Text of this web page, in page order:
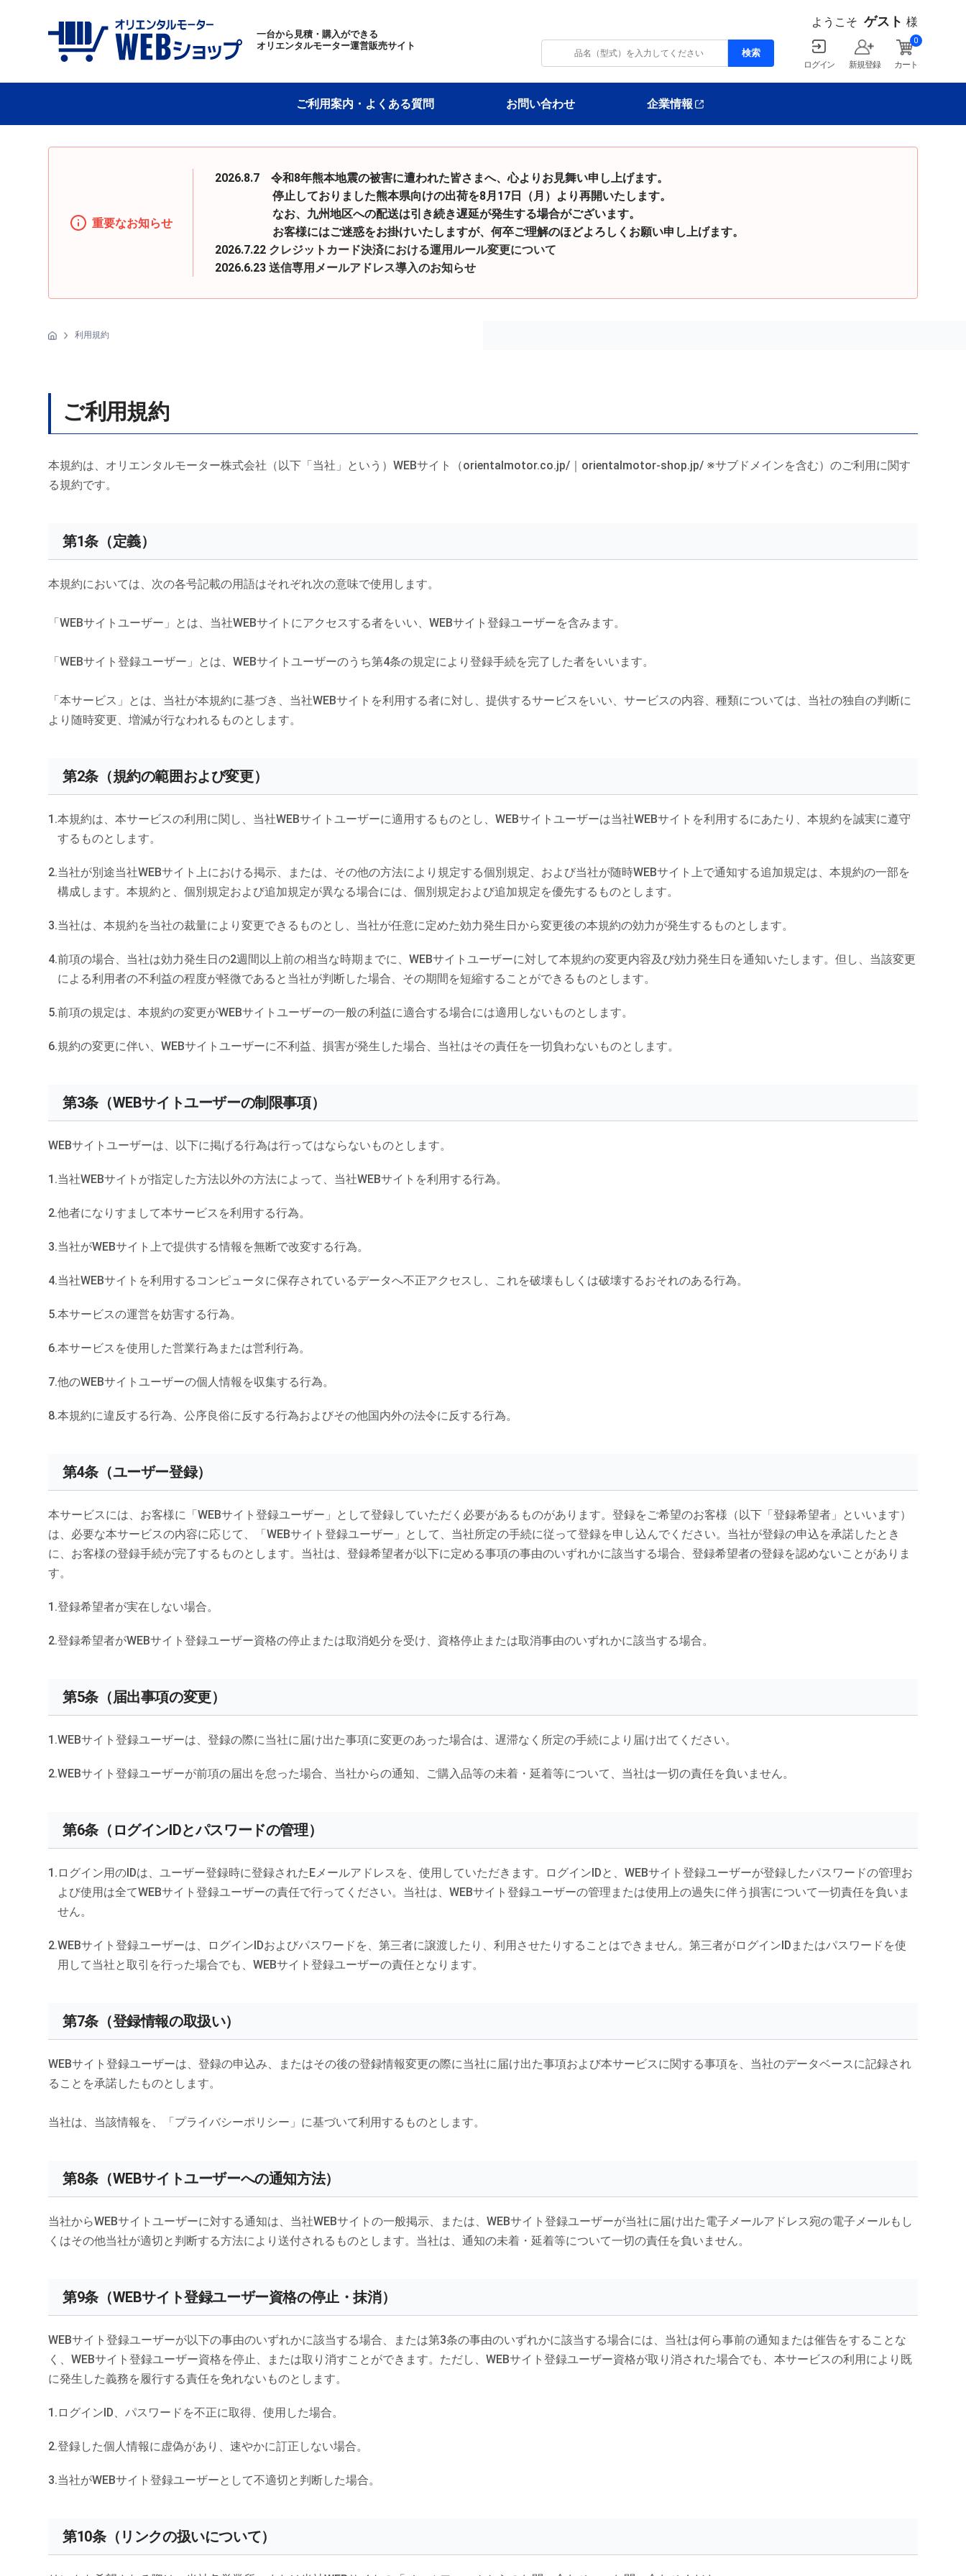
一台から見積・購入ができる
オリエンタルモーター運営販売サイト
ようこそ ゲスト 様
ログイン 新規登録 カート
0
ご利用案内・よくある質問 お問い合わせ 企業情報
重要なお知らせ
2026.8.7 令和8年熊本地震の被害に遭われた皆さまへ、心よりお見舞い申し上げます。
停止しておりました熊本県向けの出荷を8月17日（月）より再開いたします。
なお、九州地区への配送は引き続き遅延が発生する場合がございます。
お客様にはご迷惑をお掛けいたしますが、何卒ご理解のほどよろしくお願い申し上げます。
2026.7.22 クレジットカード決済における運用ルール変更について
2026.6.23送信専用メールアドレス導入のお知らせ
利用規約
ご利用規約
本規約は、オリエンタルモーター株式会社（以下「当社」という）WEBサイト（orientalmotor.co.jp/｜orientalmotor-shop.jp/ ※サブドメインを含む）のご利用に関す
る規約です。
第1条（定義）
本規約においては、次の各号記載の用語はそれぞれ次の意味で使用します。
「WEBサイトユーザー」とは、当社WEBサイトにアクセスする者をいい、WEBサイト登録ユーザーを含みます。
「WEBサイト登録ユーザー」とは、WEBサイトユーザーのうち第4条の規定により登録手続を完了した者をいいます。
「本サービス」とは、当社が本規約に基づき、当社WEBサイトを利用する者に対し、提供するサービスをいい、サービスの内容、種類については、当社の独自の判断に
より随時変更、増減が行なわれるものとします。
第2条（規約の範囲および変更）
本規約は、本サービスの利用に関し、当社WEBサイトユーザーに適用するものとし、WEBサイトユーザーは当社WEBサイトを利用するにあたり、本規約を誠実に遵守
するものとします。
当社が別途当社WEBサイト上における掲示、または、その他の方法により規定する個別規定、および当社が随時WEBサイト上で通知する追加規定は、本規約の一部を
構成します。本規約と、個別規定および追加規定が異なる場合には、個別規定および追加規定を優先するものとします。
当社は、本規約を当社の裁量により変更できるものとし、当社が任意に定めた効力発生日から変更後の本規約の効力が発生するものとします。
前項の場合、当社は効力発生日の2週間以上前の相当な時期までに、WEBサイトユーザーに対して本規約の変更内容及び効力発生日を通知いたします。但し、当該変更
による利用者の不利益の程度が軽微であると当社が判断した場合、その期間を短縮することができるものとします。
前項の規定は、本規約の変更がWEBサイトユーザーの一般の利益に適合する場合には適用しないものとします。
規約の変更に伴い、WEBサイトユーザーに不利益、損害が発生した場合、当社はその責任を一切負わないものとします。
第3条（WEBサイトユーザーの制限事項）
WEBサイトユーザーは、以下に掲げる行為は行ってはならないものとします。
当社WEBサイトが指定した方法以外の方法によって、当社WEBサイトを利用する行為。
他者になりすまして本サービスを利用する行為。
当社がWEBサイト上で提供する情報を無断で改変する行為。
当社WEBサイトを利用するコンピュータに保存されているデータへ不正アクセスし、これを破壊もしくは破壊するおそれのある行為。
本サービスの運営を妨害する行為。
本サービスを使用した営業行為または営利行為。
他のWEBサイトユーザーの個人情報を収集する行為。
本規約に違反する行為、公序良俗に反する行為およびその他国内外の法令に反する行為。
第4条（ユーザー登録）
本サービスには、お客様に「WEBサイト登録ユーザー」として登録していただく必要があるものがあります。登録をご希望のお客様（以下「登録希望者」といいます）
は、必要な本サービスの内容に応じて、「WEBサイト登録ユーザー」として、当社所定の手続に従って登録を申し込んでください。当社が登録の申込を承諾したとき
に、お客様の登録手続が完了するものとします。当社は、登録希望者が以下に定める事項の事由のいずれかに該当する場合、登録希望者の登録を認めないことがありま
す。
登録希望者が実在しない場合。
登録希望者がWEBサイト登録ユーザー資格の停止または取消処分を受け、資格停止または取消事由のいずれかに該当する場合。
第5条（届出事項の変更）
WEBサイト登録ユーザーは、登録の際に当社に届け出た事項に変更のあった場合は、遅滞なく所定の手続により届け出てください。
WEBサイト登録ユーザーが前項の届出を怠った場合、当社からの通知、ご購入品等の未着・延着等について、当社は一切の責任を負いません。
第6条（ログインIDとパスワードの管理）
ログイン用のIDは、ユーザー登録時に登録されたEメールアドレスを、使用していただきます。ログインIDと、WEBサイト登録ユーザーが登録したパスワードの管理お
よび使用は全てWEBサイト登録ユーザーの責任で行ってください。当社は、WEBサイト登録ユーザーの管理または使用上の過失に伴う損害について一切責任を負いま
せん。
WEBサイト登録ユーザーは、ログインIDおよびパスワードを、第三者に譲渡したり、利用させたりすることはできません。第三者がログインIDまたはパスワードを使
用して当社と取引を行った場合でも、WEBサイト登録ユーザーの責任となります。
第7条（登録情報の取扱い）
WEBサイト登録ユーザーは、登録の申込み、またはその後の登録情報変更の際に当社に届け出た事項および本サービスに関する事項を、当社のデータベースに記録され
ることを承諾したものとします。
当社は、当該情報を、「プライバシーポリシー」に基づいて利用するものとします。
第8条（WEBサイトユーザーへの通知方法）
当社からWEBサイトユーザーに対する通知は、当社WEBサイトの一般掲示、または、WEBサイト登録ユーザーが当社に届け出た電子メールアドレス宛の電子メールもし
くはその他当社が適切と判断する方法により送付されるものとします。当社は、通知の未着・延着等について一切の責任を負いません。
第9条（WEBサイト登録ユーザー資格の停止・抹消）
WEBサイト登録ユーザーが以下の事由のいずれかに該当する場合、または第3条の事由のいずれかに該当する場合には、当社は何ら事前の通知または催告をすることな
く、WEBサイト登録ユーザー資格を停止、または取り消すことができます。ただし、WEBサイト登録ユーザー資格が取り消された場合でも、本サービスの利用により既
に発生した義務を履行する責任を免れないものとします。
ログインID、パスワードを不正に取得、使用した場合。
登録した個人情報に虚偽があり、速やかに訂正しない場合。
当社がWEBサイト登録ユーザーとして不適切と判断した場合。
第10条（リンクの扱いについて）